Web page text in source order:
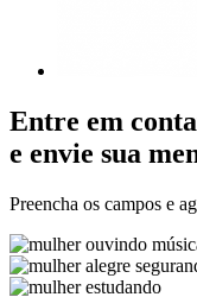
Entre em
e envie sua
Preencha os campos e